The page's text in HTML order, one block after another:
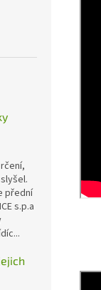
přední
s.p.a